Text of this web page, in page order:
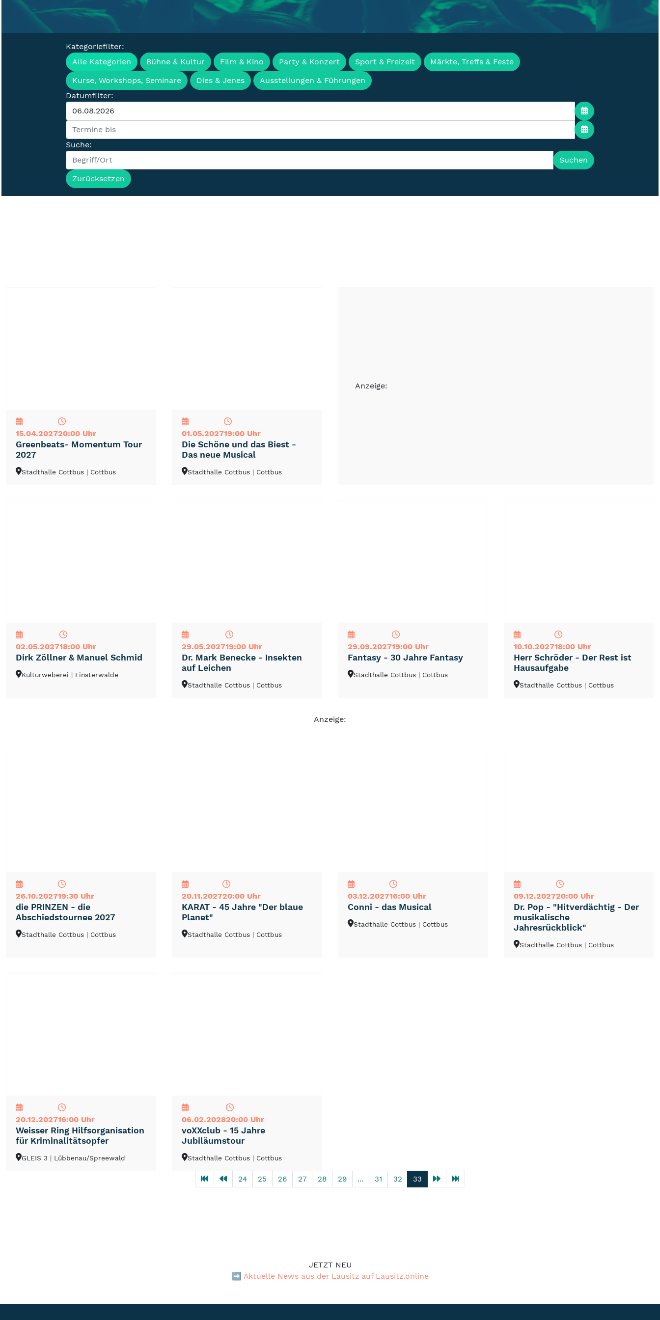
Veranstaltungen, Termine & Events für die Lausitz
Kategoriefilter:
Alle Kategorien
Bühne & Kultur Film & Kino Party & Konzert Sport & Freizeit
Märkte, Treffs & Feste
Kurse, Workshops, Seminare
Dies & Jenes
Ausstellungen & Führungen
Datumfilter:
Suche:
Suchen
Zurücksetzen
15.04.202720:00 Uhr
Greenbeats- Momentum Tour
2027
Stadthalle Cottbus | Cottbus
01.05.202719:00 Uhr
Die Schöne und das Biest -
Das neue Musical
Stadthalle Cottbus | Cottbus
02.05.202718:00 Uhr
Dirk Zöllner & Manuel Schmid
Kulturweberei | Finsterwalde
29.05.202719:00 Uhr
Dr. Mark Benecke - Insekten
auf Leichen
Stadthalle Cottbus | Cottbus
29.09.202719:00 Uhr
Fantasy - 30 Jahre Fantasy
Stadthalle Cottbus | Cottbus
10.10.202718:00 Uhr
Herr Schröder - Der Rest ist
Hausaufgabe
Stadthalle Cottbus | Cottbus
26.10.202719:30 Uhr
die PRINZEN - die
Abschiedstournee 2027
Stadthalle Cottbus | Cottbus
20.11.202720:00 Uhr
KARAT - 45 Jahre "Der blaue
Planet"
Stadthalle Cottbus | Cottbus
03.12.202716:00 Uhr
Conni - das Musical
Stadthalle Cottbus | Cottbus
09.12.202720:00 Uhr
Dr. Pop - "Hitverdächtig - Der
musikalische
Jahresrückblick"
Stadthalle Cottbus | Cottbus
20.12.202716:00 Uhr
Weisser Ring Hilfsorganisation
für Kriminalitätsopfer
GLEIS 3 | Lübbenau/Spreewald
06.02.202820:00 Uhr
voXXclub - 15 Jahre
Jubiläumstour
Stadthalle Cottbus | Cottbus
Anzeige:
Anzeige:
24 25 26 27 28 29 ... 31 32 33
JETZT NEU
➡️ Aktuelle News aus der Lausitz auf Lausitz.online